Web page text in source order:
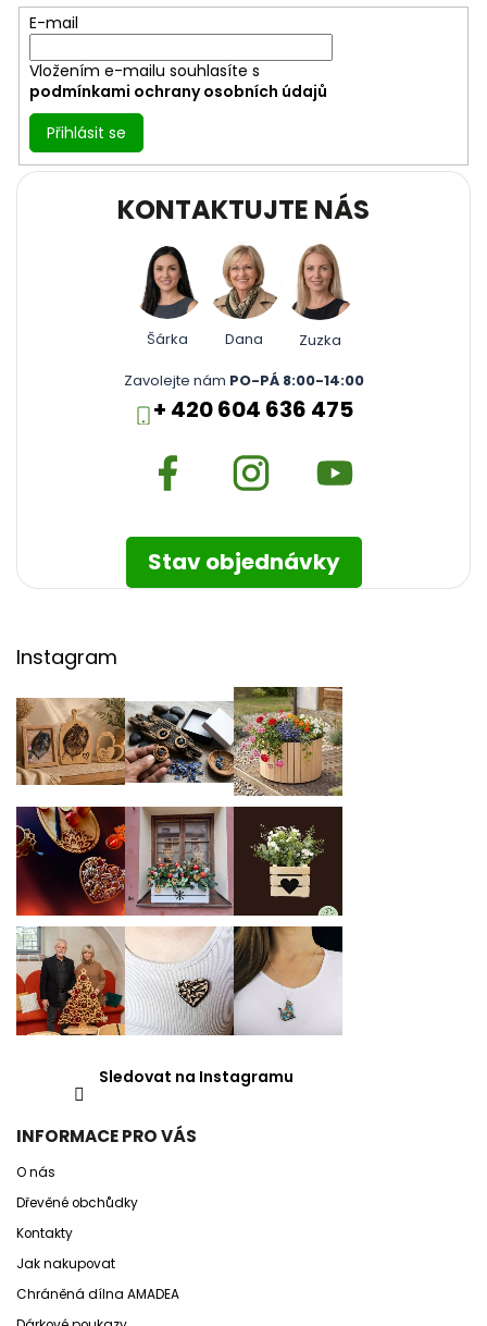
E-mail
Vložením e-mailu souhlasíte s
podmínkami ochrany osobních údajů
Přihlásit se
KONTAKTUJTE NÁS
Šárka Dana
Zuzka
Zavolejte nám PO-PÁ 8:00-14:00
+ 420 604 636 475
Stav objednávky
Instagram
Sledovat na Instagramu
INFORMACE PRO VÁS
O nás
Dřevěné obchůdky
Kontakty
Jak nakupovat
Chráněná dílna AMADEA